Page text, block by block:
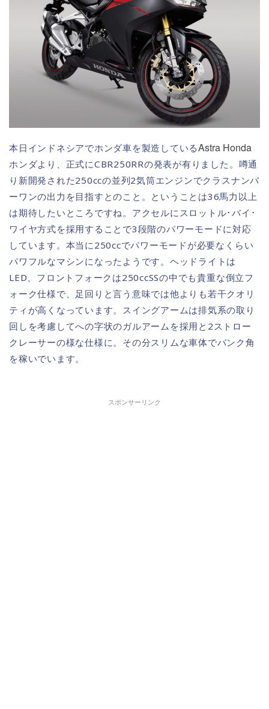
本日インドネシアでホンダ車を製造しているAstra Honda
ホンダより、正式にCBR250RRの発表が有りました。噂通
り新開発された250ccの並列2気筒エンジンでクラスナンバ
ーワンの出力を目指すとのこと。ということは36馬力以上
は期待したいところですね。アクセルにスロットル･バイ･
ワイヤ方式を採用することで3段階のパワーモードに対応
しています。本当に250ccでパワーモードが必要なくらい
パワフルなマシンになったようです。ヘッドライトは
LED、フロントフォークは250ccSSの中でも貴重な倒立フ
ォーク仕様で、足回りと言う意味では他よりも若干クオリ
ティが高くなっています。スイングアームは排気系の取り
回しを考慮してへの字状のガルアームを採用と2ストロー
クレーサーの様な仕様に。その分スリムな車体でバンク角
を稼いでいます。
スポンサーリンク